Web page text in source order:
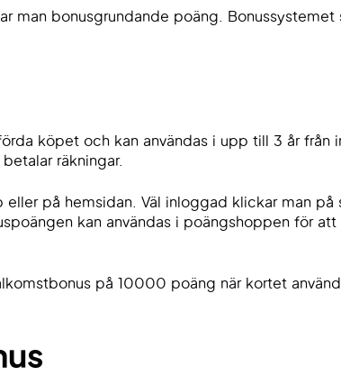
man bonusgrundande poäng. Bonussystemet
köpet och kan användas i upp till 3 år från
räkningar.
på hemsidan. Väl inloggad klickar man på
kan användas i poängshoppen för
på 10000 poäng när kortet